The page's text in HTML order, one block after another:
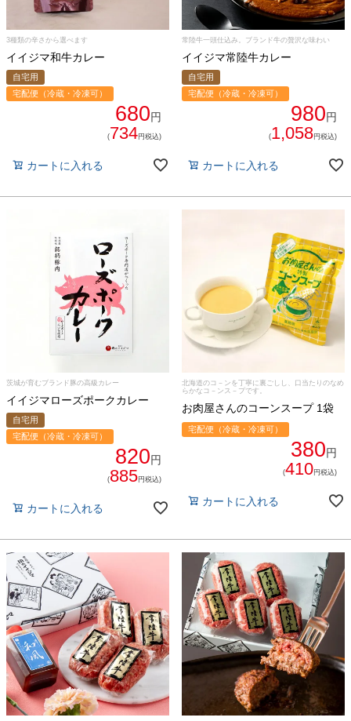
3種類の辛さから選べます
イイジマ和牛カレー
自宅用
宅配便（冷蔵・冷凍可）
680円
(734円税込)
カートに入れる
常陸牛一頭仕込み。ブランド牛の贅沢な味わい
イイジマ常陸牛カレー
自宅用
宅配便（冷蔵・冷凍可）
980円
(1,058円税込)
カートに入れる
茨城が育むブランド豚の高級カレー
イイジマローズポークカレー
自宅用
宅配便（冷蔵・冷凍可）
820円
(885円税込)
カートに入れる
北海道のコ－ンを丁寧に裏ごしし、口当たりのなめ
らかなコ－ンス－プです。
お肉屋さんのコーンスープ 1袋
宅配便（冷蔵・冷凍可）
380円
(410円税込)
カートに入れる